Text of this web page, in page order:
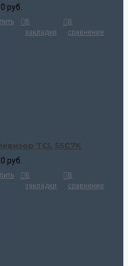
руб.
В
закладки
В
сравнение
TCL 55C7K
руб.
В
закладки
В
сравнение